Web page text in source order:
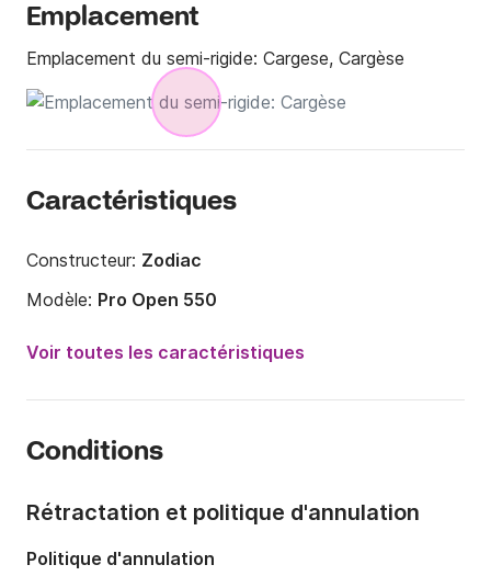
Emplacement
Emplacement du semi-rigide: Cargese, Cargèse
Caractéristiques
Constructeur: Zodiac
Modèle: Pro Open 550
Longueur:
Voir toutes les caractéristiques
Conditions
Rétractation et politique d'annulation
Politique d'annulation